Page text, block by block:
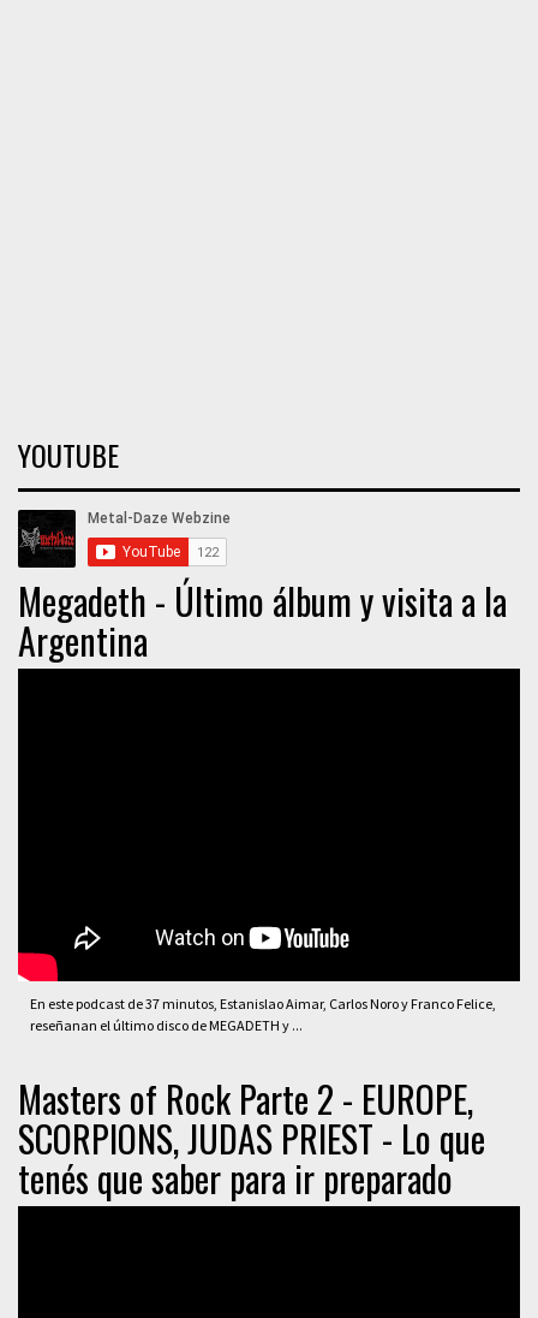
YOUTUBE
Megadeth - Último álbum y visita a la
Argentina
En este podcast de 37 minutos, Estanislao Aimar, Carlos Noro y Franco Felice,
reseñanan el último disco de MEGADETH y ...
Masters of Rock Parte 2 - EUROPE,
SCORPIONS, JUDAS PRIEST - Lo que
tenés que saber para ir preparado